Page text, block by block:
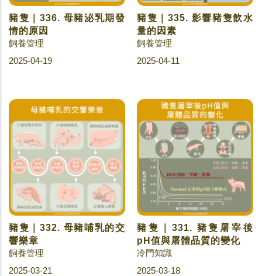
豬隻｜336. 母豬泌乳期發
情的原因
飼養管理
2025-04-19
豬隻｜335. 影響豬隻飲水
量的因素
飼養管理
2025-04-11
豬隻｜332. 母豬哺乳的交
響樂章
飼養管理
2025-03-21
豬隻｜331. 豬隻屠宰後
pH值與屠體品質的變化
冷門知識
2025-03-18